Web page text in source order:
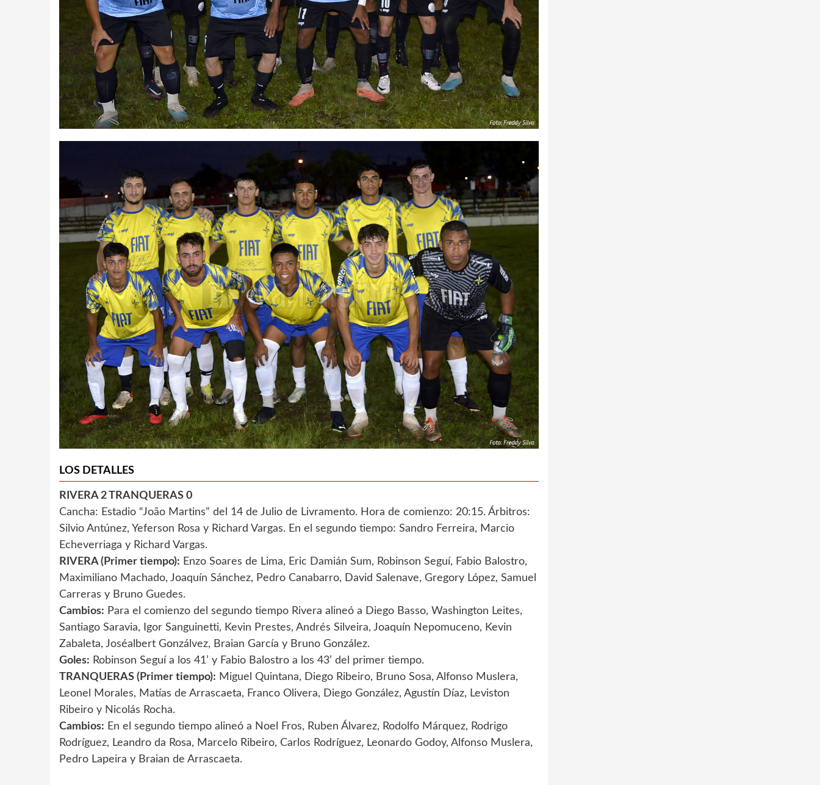
LOS DETALLES
RIVERA 2 TRANQUERAS 0
Cancha: Estadio “João Martins” del 14 de Julio de Livramento. Hora de comienzo: 20:15. Árbitros:
Silvio Antúnez, Yeferson Rosa y Richard Vargas. En el segundo tiempo: Sandro Ferreira, Marcio
Echeverriaga y Richard Vargas.
RIVERA (Primer tiempo): Enzo Soares de Lima, Eric Damián Sum, Robinson Seguí, Fabio Balostro,
Maximiliano Machado, Joaquín Sánchez, Pedro Canabarro, David Salenave, Gregory López, Samuel
Carreras y Bruno Guedes.
Cambios: Para el comienzo del segundo tiempo Rivera alineó a Diego Basso, Washington Leites,
Santiago Saravia, Igor Sanguinetti, Kevin Prestes, Andrés Silveira, Joaquín Nepomuceno, Kevin
Zabaleta, Joséalbert Gonzálvez, Braian García y Bruno González.
Goles: Robinson Seguí a los 41’ y Fabio Balostro a los 43’ del primer tiempo.
TRANQUERAS (Primer tiempo): Miguel Quintana, Diego Ribeiro, Bruno Sosa, Alfonso Muslera,
Leonel Morales, Matías de Arrascaeta, Franco Olivera, Diego González, Agustín Díaz, Leviston
Ribeiro y Nicolás Rocha.
Cambios: En el segundo tiempo alineó a Noel Fros, Ruben Álvarez, Rodolfo Márquez, Rodrigo
Rodríguez, Leandro da Rosa, Marcelo Ribeiro, Carlos Rodríguez, Leonardo Godoy, Alfonso Muslera,
Pedro Lapeira y Braian de Arrascaeta.